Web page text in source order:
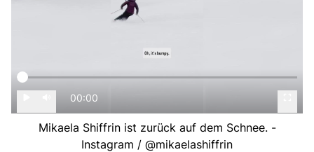
00:00
Mikaela Shiffrin ist zurück auf dem Schnee. -
Instagram / @mikaelashiffrin